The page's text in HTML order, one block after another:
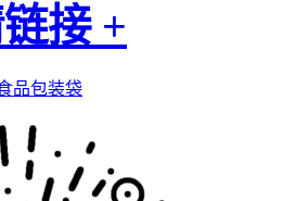
接 +
品包装袋